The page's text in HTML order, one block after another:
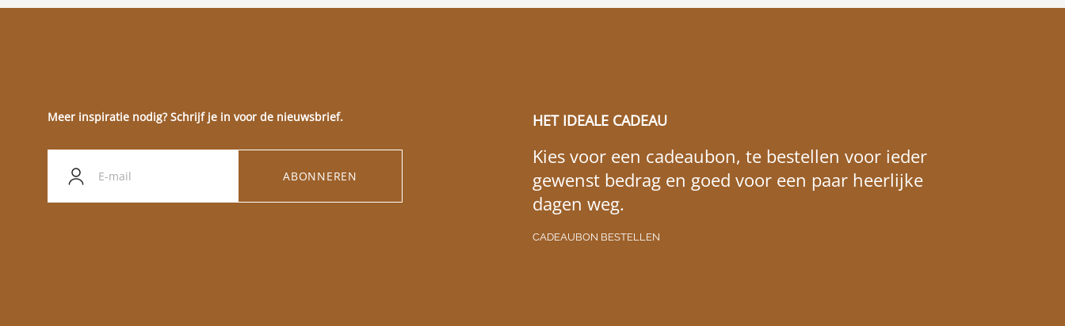
Meer inspiratie nodig? Schrijf je in voor de nieuwsbrief.
ABONNEREN
HET IDEALE CADEAU
Kies voor een cadeaubon, te bestellen voor ieder
gewenst bedrag en goed voor een paar heerlijke
dagen weg.
CADEAUBON BESTELLEN